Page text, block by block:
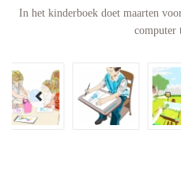
In het kinderboek doet maarten
computer